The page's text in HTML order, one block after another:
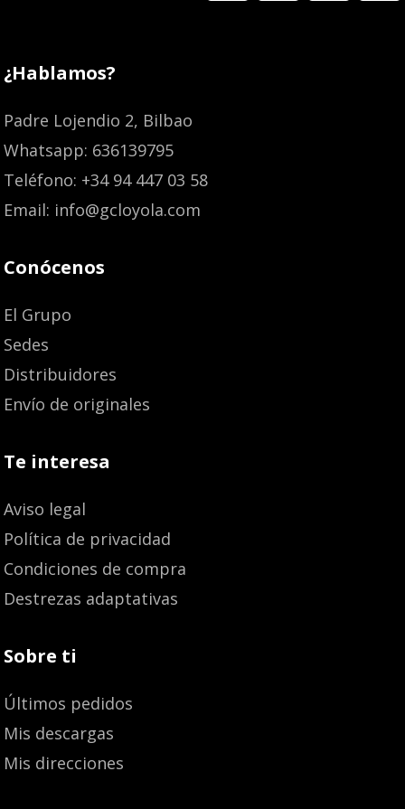
¿Hablamos?
Padre Lojendio 2, Bilbao
Whatsapp: 636139795
Teléfono: +34 94 447 03 58
Email: info@gcloyola.com
Conócenos
El Grupo
Sedes
Distribuidores
Envío de originales
Te interesa
Aviso legal
Política de privacidad
Condiciones de compra
Destrezas adaptativas
Sobre ti
Últimos pedidos
Mis descargas
Mis direcciones